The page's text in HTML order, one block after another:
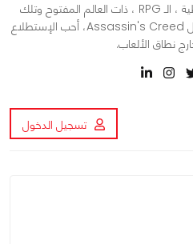
وأعتبرها حياتي ، أحب الألعاب الخطية ، الـ RPG ، ذات العالم المفتوح وتلك
التي تقدم تجربة قصصية متميزة مثل Assassin's Creed، أحب الإستطلاع
نطاق الألعاب.
تسجيل الدخول